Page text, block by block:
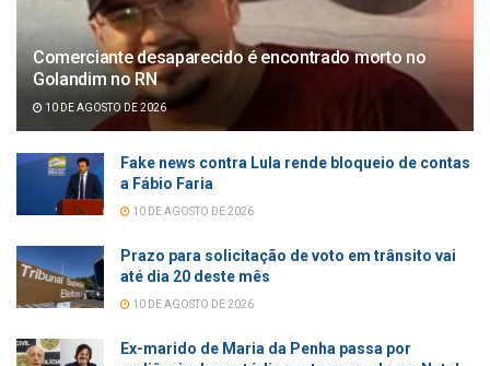
Comerciante desaparecido é encontrado morto no
Golandim no RN
10 DE AGOSTO DE 2026
Fake news contra Lula rende bloqueio de contas
a Fábio Faria
10 DE AGOSTO DE 2026
Prazo para solicitação de voto em trânsito vai
até dia 20 deste mês
10 DE AGOSTO DE 2026
Ex-marido de Maria da Penha passa por